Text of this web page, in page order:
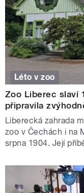
Léto v zoo
Zoo Liberec slaví
připravila
Liberecká zahrada
zoo v Čechách i na
srpna 1904. Její